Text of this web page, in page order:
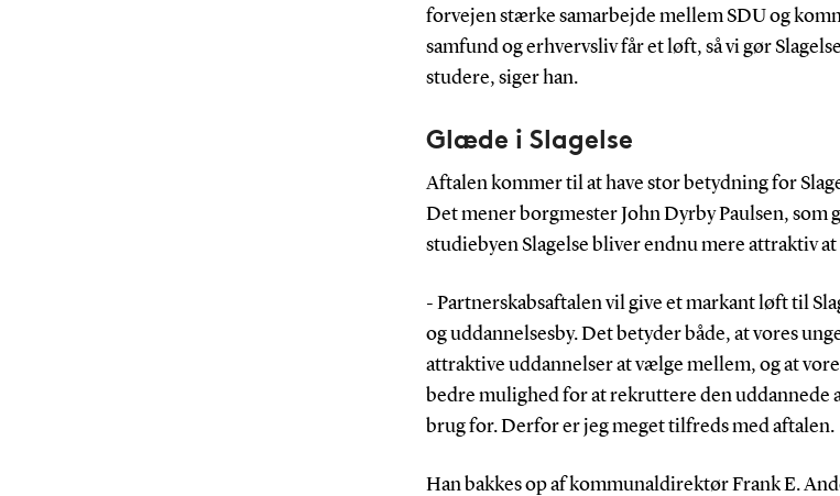
forvejen stærke samarbejde mellem SDU og
samfund og erhvervsliv får et løft, så vi gør
studere, siger han.
Glæde i Slagelse
Aftalen kommer til at have stor betydning for
Det mener borgmester John Dyrby Paulsen, som
studiebyen Slagelse bliver endnu mere attraktiv
- Partnerskabsaftalen vil give et markant løft til
og uddannelsesby. Det betyder både, at vores
attraktive uddannelser at vælge mellem, og at
bedre mulighed for at rekruttere den uddannede
brug for. Derfor er jeg meget tilfreds med aftalen.
Han bakkes op af kommunaldirektør Frank E.